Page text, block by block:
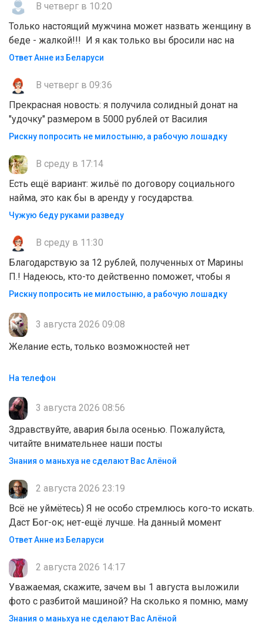
В четверг в 10:20
Только настоящий мужчина может назвать женщину в
беде - жалкой!!! И я как только вы бросили нас на
Ответ Анне из Беларуси
В четверг в 09:36
Прекрасная новость: я получила солидный донат на
"удочку" размером в 5000 рублей от Василия
Рискну попросить не милостыню, а рабочую лошадку
В среду в 17:14
Есть ещё вариант: жильё по договору социального
найма, это как бы в аренду у государства.
Чужую беду руками разведу
В среду в 11:30
Благодарствую за 12 рублей, полученных от Марины
П.! Надеюсь, кто-то действенно поможет, чтобы я
Рискну попросить не милостыню, а рабочую лошадку
3 августа 2026 09:08
Желание есть, только возможностей нет
На телефон
3 августа 2026 08:56
Здравствуйте, авария была осенью. Пожалуйста,
читайте внимательнее наши посты
Знания о маньхуа не сделают Вас Алëной
2 августа 2026 23:19
Всё не уймётесь) Я не особо стремлюсь кого-то искать.
Даст Бог-ок; нет-ещё лучше. На данный момент
Ответ Анне из Беларуси
2 августа 2026 14:17
Уважаемая, скажите, зачем вы 1 августа выложили
фото с разбитой машиной? На сколько я помню, маму
Знания о маньхуа не сделают Вас Алëной